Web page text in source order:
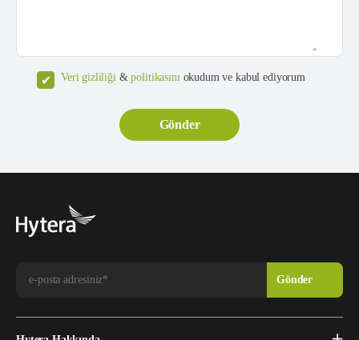
Veri gizliliği&politikasınıokudum ve kabul ediyorum